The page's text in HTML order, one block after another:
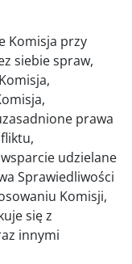
Komisja przy
siebie spraw,
prawa
udzielane
Sprawiedliwości
Komisji,
się z
innymi